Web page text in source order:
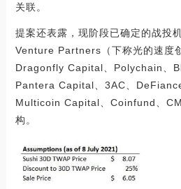
关联。
提案还表露，现阶段已确定的战投
Venture Partners（下称光的速度
Dragonfly Capital、Polychain、
Pantera Capital、3AC、
Multicoin Capital、Coinfund、
构。